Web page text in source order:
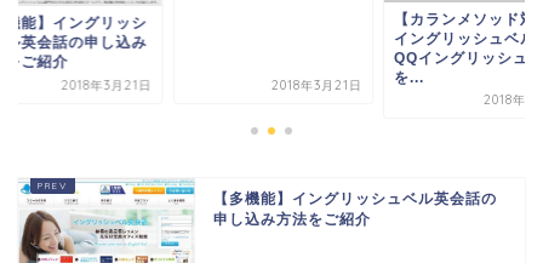
機能】イングリッシ
ル英会話の申し込み
をご紹介
2018年3月21日 2018年3月21日
【カランメソッド対
イングリッシュベル
QQイングリッシュ
を...
2018年7
【多機能】イングリッシュベル英会話の
申し込み方法をご紹介